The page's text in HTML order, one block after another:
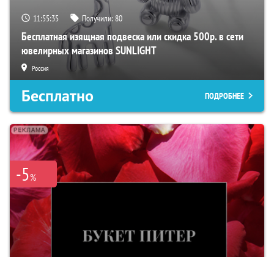
11:55:34 Получили:80
Бесплатная изящная подвеска или скидка 500р. в сети
ювелирных магазинов SUNLIGHT
Россия
Бесплатно ПОДРОБНЕЕ
-5%